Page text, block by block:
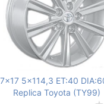
7x17 5x114,3 ET:40
Replica Toyota (TY99)
до
до